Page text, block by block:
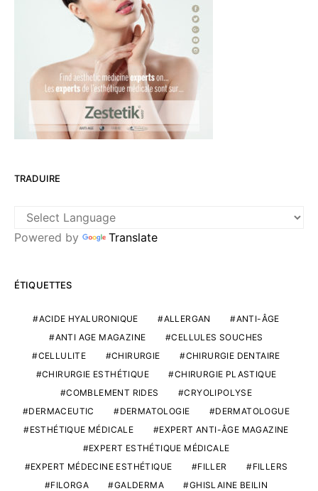
TRADUIRE
Powered by Translate
ÉTIQUETTES
ACIDE HYALURONIQUE ALLERGAN
ANTI-ÂGE
ANTI AGE MAGAZINE
CELLULES SOUCHES
CELLULITE
CHIRURGIE
CHIRURGIE DENTAIRE
CHIRURGIE ESTHÉTIQUE
CHIRURGIE PLASTIQUE
COMBLEMENT RIDES
CRYOLIPOLYSE
DERMACEUTIC
DERMATOLOGIE
DERMATOLOGUE
ESTHÉTIQUE MÉDICALE
EXPERT ANTI-ÂGE MAGAZINE
EXPERT ESTHÉTIQUE MÉDICALE
EXPERT MÉDECINE ESTHÉTIQUE
FILLER
FILLERS
FILORGA
GALDERMA
GHISLAINE BEILIN